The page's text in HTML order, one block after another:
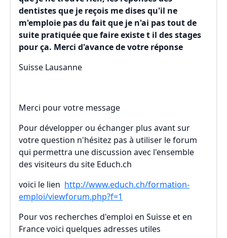
dentistes que je reçois me dises qu'il ne
m'emploie pas du fait que je n'ai pas tout de
suite pratiquée que faire existe t il des stages
pour ça. Merci d'avance de votre réponse
Suisse Lausanne
Merci pour votre message
Pour développer ou échanger plus avant sur
votre question n'hésitez pas à utiliser le forum
qui permettra une discussion avec l'ensemble
des visiteurs du site Educh.ch
voici le lien http://www.educh.ch/formation-
emploi/viewforum.php?f=1
Pour vos recherches d'emploi en Suisse et en
France voici quelques adresses utiles